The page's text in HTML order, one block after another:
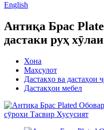
English
Антиқа Брас
дастаки руҳ
Хона
Маҳсулот
Дастакҳо ва дастаҳои
Дастакҳои мебел